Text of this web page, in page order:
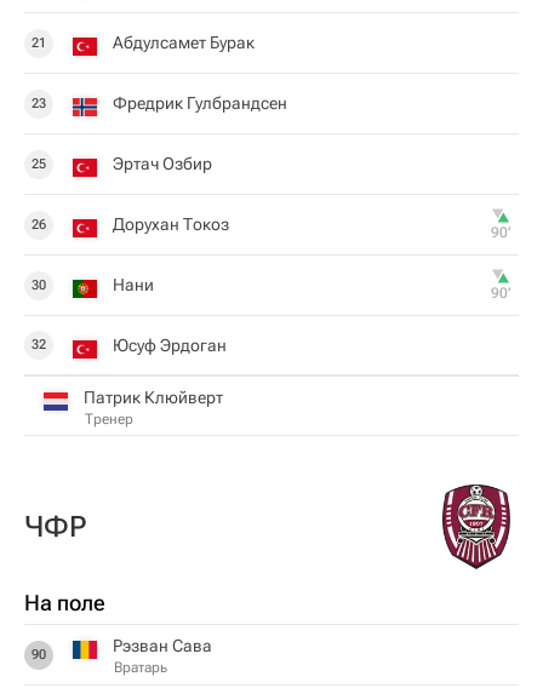
21 Абдулсамет Бурак
23 Фредрик Гулбрандсен
25 Эртач Озбир
26 Дорухан Токоз 90‎’‎
30 Нани 90‎’‎
32 Юсуф Эрдоган
Патрик Клюйверт
Тренер
ЧФР
На поле
90 Рэзван Сава
Вратарь